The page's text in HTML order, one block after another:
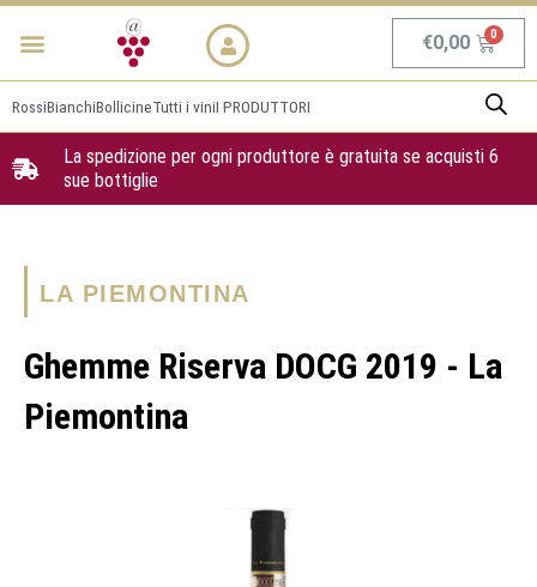
Vai
Menu €0,00
RossiBianchiBollicineTutti i viniI PRODUTTORI
La spedizione per ogni produttore è gratuita se acquisti 6
sue bottiglie
LA PIEMONTINA
Ghemme Riserva DOCG 2019 - La
Piemontina